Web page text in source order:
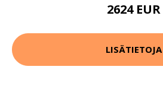
2624 EUR
LISÄTIETOJA